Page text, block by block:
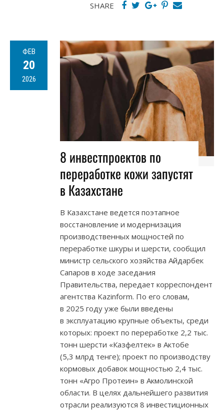
SHARE
ФЕВ
20
2026
8 инвестпроектов по
переработке кожи запустят
в Казахстане
В Казахстане ведется поэтапное
восстановление и модернизация
производственных мощностей по
переработке шкуры и шерсти, сообщил
министр сельского хозяйства Айдарбек
Сапаров в ходе заседания
Правительства, передает корреспондент
агентства Kazinform. По его словам,
в 2025 году уже были введены
в эксплуатацию крупные объекты, среди
которых: проект по переработке 2,2 тыс.
тонн шерсти «Казфелтек» в Актобе
(5,3 млрд тенге); проект по производству
кормовых добавок мощностью 2,4 тыс.
тонн «Агро Протеин» в Акмолинской
области. В целях дальнейшего развития
отрасли реализуются 8 инвестиционных